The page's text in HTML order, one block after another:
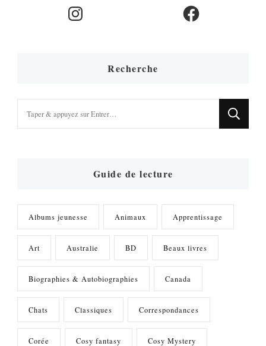
Instagram Facebook
Recherche
Guide de lecture
Albums jeunesse Animaux Apprentissage
Art Australie BD Beaux livres
Biographies & Autobiographies Canada
Chats Classiques Correspondances
Corée Cosy fantasy Cosy Mystery